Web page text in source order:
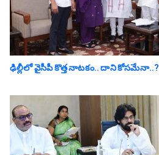
ఢిల్లీలో వైసీపీ కొత్త నాట‌కం.. దాని కోస‌మేనా..?